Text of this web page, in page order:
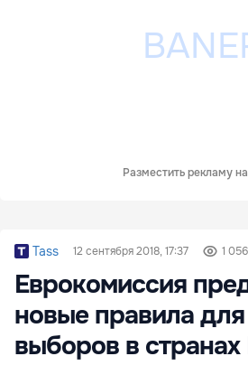
Разместить рекламу
Tass 12 сентября 2018, 17:37 1 056
Еврокомиссия
новые правила
выборов в